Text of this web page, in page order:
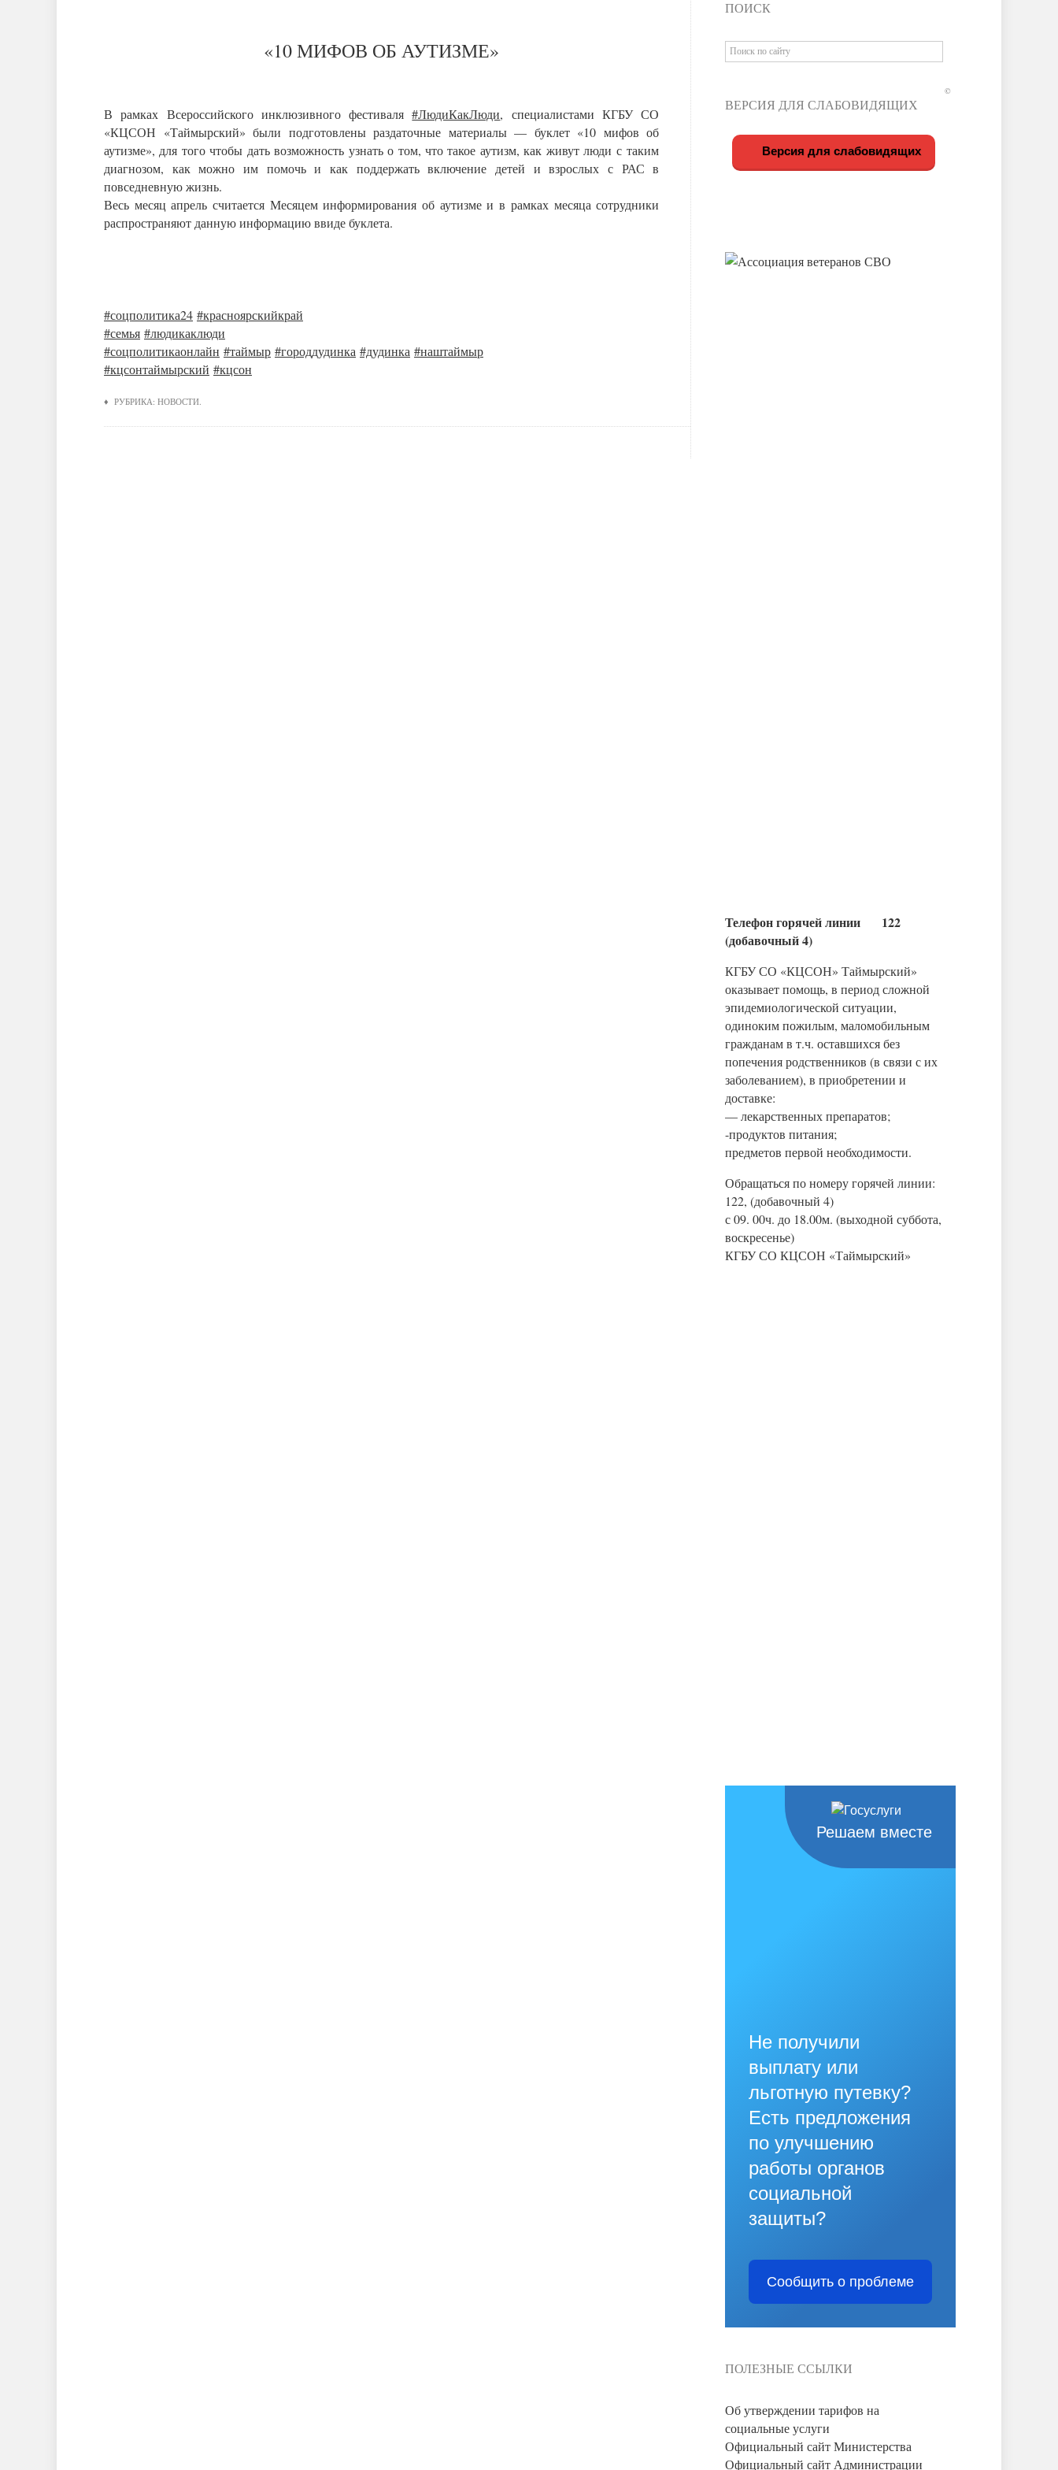
«10 МИФОВ ОБ АУТИЗМЕ»
В рамках Всероссийского инклюзивного фестиваля#ЛюдиКакЛюди, специалистами КГБУ СО
«КЦСОН «Таймырский» были подготовлены раздаточные материалы — буклет «10 мифов об
аутизме», для того чтобы дать возможность узнать о том, что такое аутизм, как живут люди с таким
диагнозом, как можно им помочь и как поддержать включение детей и взрослых с РАС в
повседневную жизнь.
Весь месяц апрель считается Месяцем информирования об аутизме и в рамках месяца сотрудники
распространяют данную информацию ввиде буклета.
#соцполитика24 #красноярскийкрай
#семья #людикаклюди
#соцполитикаонлайн #таймыр #городдудинка #дудинка #наштаймыр
#кцсонтаймырский #кцсон
♦ РУБРИКА: НОВОСТИ.
ПОИСК
ВЕРСИЯ ДЛЯ СЛАБОВИДЯЩИХ
Версия для слабовидящих
Телефон горячей линии 122
(добавочный 4)
КГБУ СО «КЦСОН» Таймырский»
оказывает помощь, в период сложной
эпидемиологической ситуации,
одиноким пожилым, маломобильным
гражданам в т.ч. оставшихся без
попечения родственников (в связи с их
заболеванием), в приобретении и
доставке:
— лекарственных препаратов;
-продуктов питания;
предметов первой необходимости.
Обращаться по номеру горячей линии:
122, (добавочный 4)
с 09. 00ч. до 18.00м. (выходной суббота,
воскресенье)
КГБУ СО КЦСОН «Таймырский»
Решаем вместе
Не получили
выплату или
льготную путевку?
Есть предложения
по улучшению
работы органов
социальной
защиты?
Сообщить о проблеме
ПОЛЕЗНЫЕ ССЫЛКИ
Об утверждении тарифов на
социальные услуги
Официальный сайт Министерства
Официальный сайт Администрации
©